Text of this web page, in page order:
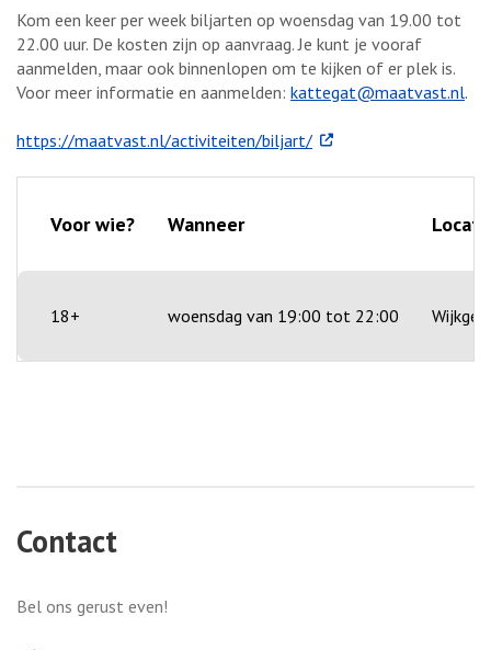
Kom een keer per week biljarten op woensdag van 19.00 tot
22.00 uur. De kosten zijn op aanvraag. Je kunt je vooraf
aanmelden, maar ook binnenlopen om te kijken of er plek is.
Voor meer informatie en aanmelden: kattegat@maatvast.nl.
https://maatvast.nl/activiteiten/biljart/. Externe link
Voor wie? Wanneer
18+ woensdag van 19:00 tot 22:00
Contact
Bel ons gerust even!